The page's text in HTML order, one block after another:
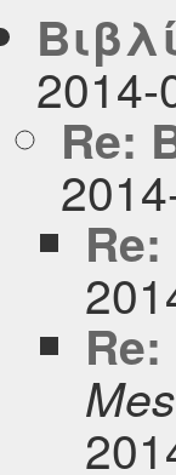
2014-
Re: